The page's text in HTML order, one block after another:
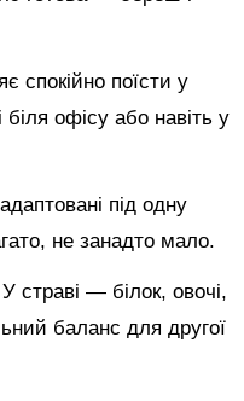
спокійно поїсти у
офісу або навіть у
під одну
не занадто мало.
страві — білок, овочі,
баланс для другої